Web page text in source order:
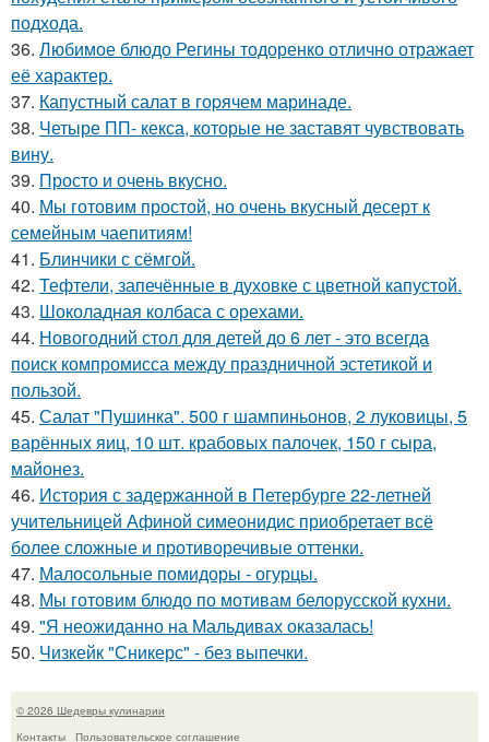
подхода.
36. Любимое блюдо Регины тодоренко отлично отражает
её характер.
37. Капустный салат в гоpячем маринаде.
38. Четыре ПП- кекса, которые не заставят чувствовать
вину.
39. Просто и очень вкусно.
40. Мы готовим простой, но очень вкусный десерт к
семейным чаепитиям!
41. Блинчики с сёмгой.
42. Тефтели, запечённые в духовке с цветной капустой.
43. Шоколадная колбаса с орехами.
44. Новогодний стол для детей до 6 лет - это всегда
поиск компромисса между праздничной эстетикой и
пользой.
45. Салат "Пушинка". 500 г шампиньонов, 2 луковицы, 5
варённых яиц, 10 шт. крабовых палочек, 150 г сыра,
майонез.
46. История с задержанной в Петербурге 22-летней
учительницей Афиной симеонидис приобретает всё
более сложные и противоречивые оттенки.
47. Малосольные помидоры - огурцы.
48. Мы готовим блюдо по мотивам белорусской кухни.
49. "Я неожиданно на Мальдивах оказалась!
50. Чизкейк "Сникерс" - без выпечки.
© 2026 Шедевры кулинарии
Контакты
Пользовательское соглашение